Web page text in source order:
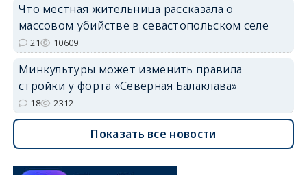
Что местная жительница рассказала о
массовом убийстве в севастопольском селе
21 10609
Минкультуры может изменить правила
стройки у форта «Северная Балаклава»
18 2312
Показать все новости